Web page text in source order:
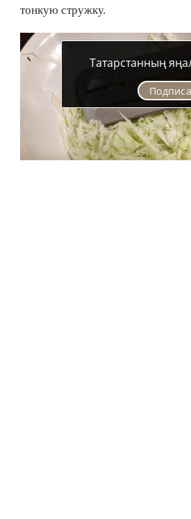
тонкую стружку.
Татарстанның